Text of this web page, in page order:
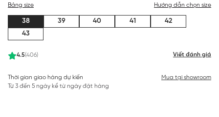
4.5(406) Viết đánh giá
Bảng size Hướng dẫn chọn size
38 39 40 41
42
43
Thời gian giao hàng dự kiến
Từ 3 đến 5 ngày kể từ ngày đặt hàng
Mua tại showroom